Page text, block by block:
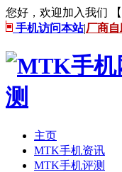
您好，欢迎加入我们 【
手机访问本站|厂商
主页
MTK手机资讯
MTK手机评测